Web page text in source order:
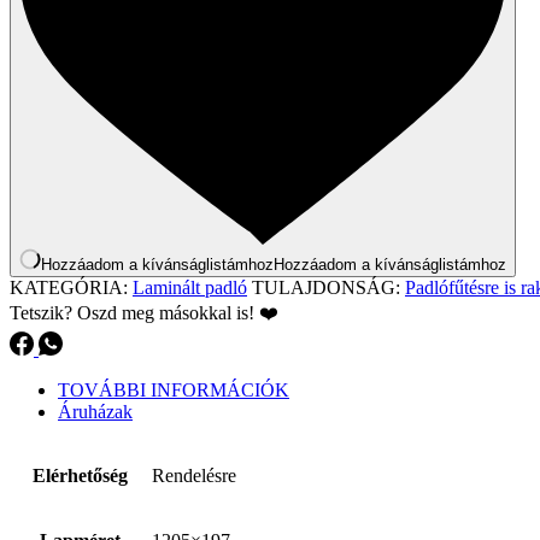
Hozzáadom a kívánságlistámhoz Hozzáadom a kívánságlistámhoz
KATEGÓRIA: Laminált padló TULAJDONSÁG: Padlófűtésre is
Tetszik? Oszd meg másokkal is! ❤️
TOVÁBBI INFORMÁCIÓK
Áruházak
Elérhetőség Rendelésre